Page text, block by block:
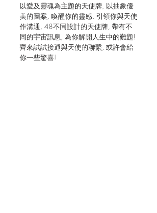
以愛及靈魂為主題的天使牌, 以抽象優
美的圖案, 喚醒你的靈感, 引領你與天使
作溝通 , 48不同設計的天使牌, 帶有不
同的宇宙訊息, 為你解開人生中的難題!
齊來試試接通與天使的聯繫, 或許會給
你一些驚喜!